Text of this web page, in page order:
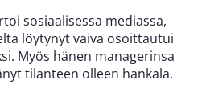
sosiaalisessa mediassa,
löytynyt vaiva osoittautui
Myös hänen managerinsa
tilanteen olleen hankala.